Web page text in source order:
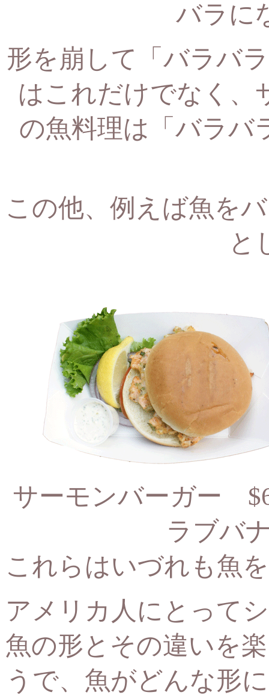
バラに
形を崩して「バラバ
はこれだけでなく、
の魚料理は「バラバ
この他、例えば魚を
と
サーモンバーガ
ラブバ
これらはいづれも魚
アメリカ人にとって
魚の形とその違いを
うで、 魚がどんな形